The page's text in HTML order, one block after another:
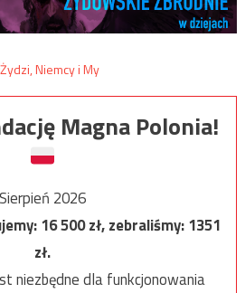
Magna Polonia!
Sierpień 2026
16 500zł, zebraliśmy:1351
zł.
niezbędne dla funkcjonowania